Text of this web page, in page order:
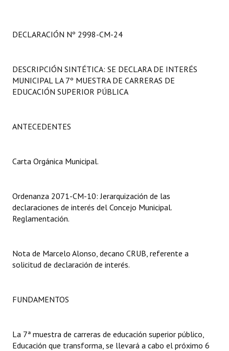
LEGISLACIÓN
Constitución Provincial
Reglamento Interno
Organigrama
Informes de Gestión
Dictámenes Asesoría Letrada
Informes de Unidad Coordinadora
Actas de Audiencias Públicas
DECLARACIÓN Nº 2998-CM-24
DESCRIPCIÓN SINTÉTICA: SE DECLARA DE INTERÉS
MUNICIPAL LA 7º MUESTRA DE CARRERAS DE
EDUCACIÓN SUPERIOR PÚBLICA
ANTECEDENTES
Carta Orgánica Municipal.
Ordenanza 2071-CM-10: Jerarquización de las
declaraciones de interés del Concejo Municipal.
Reglamentación.
Nota de Marcelo Alonso, decano CRUB, referente a
solicitud de declaración de interés.
FUNDAMENTOS
La 7ª muestra de carreras de educación superior público,
Educación que transforma, se llevará a cabo el próximo 6